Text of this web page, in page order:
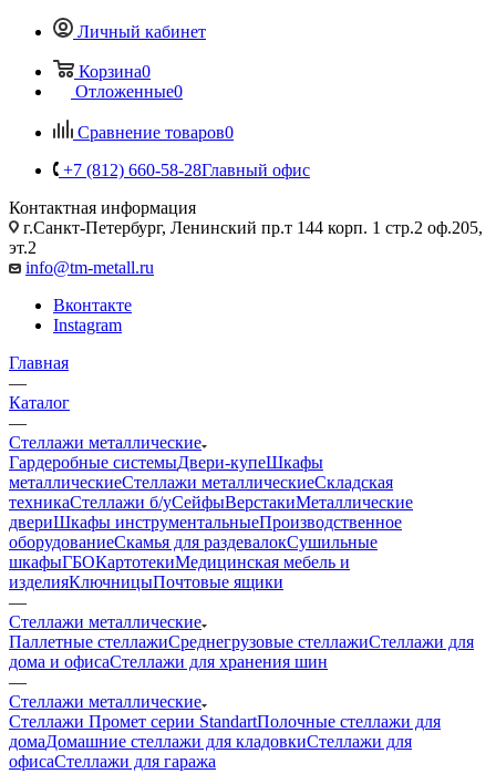
Личный кабинет
Корзина0
Отложенные0
Сравнение товаров0
+7 (812) 660-58-28Главный офис
Контактная информация
г.Санкт-Петербург, Ленинский пр.т 144 корп. 1 стр.2 оф.205,
эт.2
info@tm-metall.ru
Вконтакте
Instagram
Главная
—
Каталог
—
Стеллажи металлические
Гардеробные системыДвери-купеШкафы
металлическиеСтеллажи металлическиеСкладская
техникаСтеллажи б/уСейфыВерстакиМеталлические
двериШкафы инструментальныеПроизводственное
оборудованиеСкамья для раздевалокСушильные
шкафыГБОКартотекиМедицинская мебель и
изделияКлючницыПочтовые ящики
—
Стеллажи металлические
Паллетные стеллажиСреднегрузовые стеллажиСтеллажи для
дома и офисаСтеллажи для хранения шин
—
Стеллажи металлические
Стеллажи Промет серии StandartПолочные стеллажи для
домаДомашние стеллажи для кладовкиСтеллажи для
офисаСтеллажи для гаража